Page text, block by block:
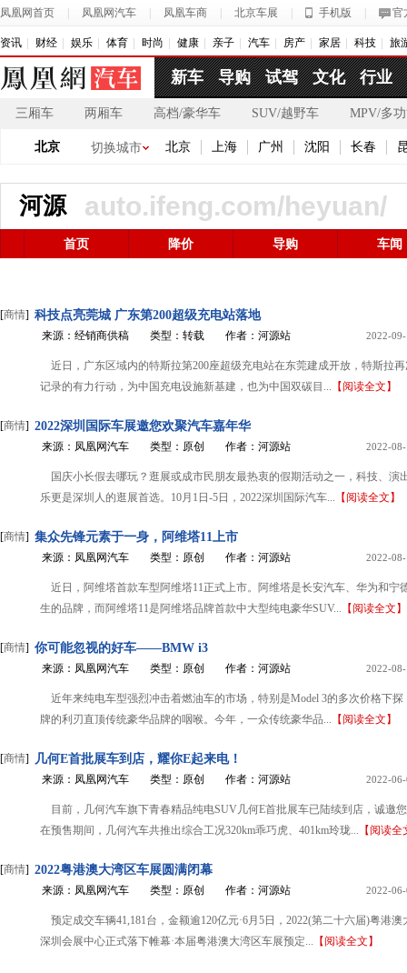
凤凰网首页 凤凰网汽车 凤凰车商 北京车展 手机版 官
资讯 财经 娱乐 体育 时尚 健康 亲子 汽车 房产 家居 科技 旅
新车 导购 试驾 文化 行业
三厢车 两厢车 高档/豪华车 SUV/越野车 MPV/多
北京 切换城市 北京 上海 广州 沈阳 长春
河源 auto.ifeng.com/heyuan/
首页 降价 导购 车闻
[商情] 科技点亮莞城 广东第200超级充电站落地
来源：经销商供稿 类型：转载 作者：河源站 2022-
近日，广东区域内的特斯拉第200座超级充电站在东莞建成开放，特斯拉
记录的有力行动，为中国充电设施新基建，也为中国双碳目... 【阅读全文】
[商情] 2022深圳国际车展邀您欢聚汽车嘉年华
来源：凤凰网汽车 类型：原创 作者：河源站 2022-
国庆小长假去哪玩？逛展或成市民朋友最热衷的假期活动之一，科技、演
乐更是深圳人的逛展首选。10月1日-5日，2022深圳国际汽车... 【阅读全文】
[商情] 集众先锋元素于一身，阿维塔11上市
来源：凤凰网汽车 类型：原创 作者：河源站 2022-
近日，阿维塔首款车型阿维塔11正式上市。阿维塔是长安汽车、华为和宁
生的品牌，而阿维塔11是阿维塔品牌首款中大型纯电豪华SUV... 【阅读全文】
[商情] 你可能忽视的好车——BMW i3
来源：凤凰网汽车 类型：原创 作者：河源站 2022-
近年来纯电车型强烈冲击着燃油车的市场，特别是Model 3的多次价格下
牌的利刃直顶传统豪华品牌的咽喉。今年，一众传统豪华品... 【阅读全文】
[商情] 几何E首批展车到店，耀你E起来电！
来源：凤凰网汽车 类型：原创 作者：河源站 2022-
目前，几何汽车旗下青春精品纯电SUV几何E首批展车已陆续到店，诚邀
在预售期间，几何汽车共推出综合工况320km乖巧虎、401km玲珑... 【阅读全
[商情] 2022粤港澳大湾区车展圆满闭幕
来源：凤凰网汽车 类型：原创 作者：河源站 2022-
预定成交车辆41,181台，金额逾120亿元·6月5日，2022(第二十六届)粤港
深圳会展中心正式落下帷幕·本届粤港澳大湾区车展预定... 【阅读全文】